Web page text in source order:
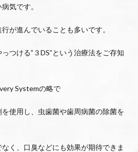
気です。
が進んでいることも多いです。
つける”３DS”という治療法をご存知
Systemの略で
使用し、虫歯菌や歯周病菌の除菌を
く、口臭などにも効果が期待できま